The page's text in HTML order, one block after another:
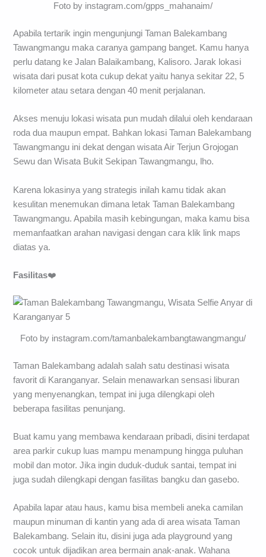
Foto by instagram.com/gpps_mahanaim/
Apabila tertarik ingin mengunjungi Taman Balekambang
Tawangmangu maka caranya gampang banget. Kamu hanya
perlu datang ke Jalan Balaikambang, Kalisoro. Jarak lokasi
wisata dari pusat kota cukup dekat yaitu hanya sekitar 22, 5
kilometer atau setara dengan 40 menit perjalanan.
Akses menuju lokasi wisata pun mudah dilalui oleh kendaraan
roda dua maupun empat. Bahkan lokasi Taman Balekambang
Tawangmangu ini dekat dengan wisata Air Terjun Grojogan
Sewu dan Wisata Bukit Sekipan Tawangmangu, lho.
Karena lokasinya yang strategis inilah kamu tidak akan
kesulitan menemukan dimana letak Taman Balekambang
Tawangmangu. Apabila masih kebingungan, maka kamu bisa
memanfaatkan arahan navigasi dengan cara klik link maps
diatas ya.
Fasilitas❤️
Foto by instagram.com/tamanbalekambangtawangmangu/
Taman Balekambang adalah salah satu destinasi wisata
favorit di Karanganyar. Selain menawarkan sensasi liburan
yang menyenangkan, tempat ini juga dilengkapi oleh
beberapa fasilitas penunjang.
Buat kamu yang membawa kendaraan pribadi, disini terdapat
area parkir cukup luas mampu menampung hingga puluhan
mobil dan motor. Jika ingin duduk-duduk santai, tempat ini
juga sudah dilengkapi dengan fasilitas bangku dan gasebo.
Apabila lapar atau haus, kamu bisa membeli aneka camilan
maupun minuman di kantin yang ada di area wisata Taman
Balekambang. Selain itu, disini juga ada playground yang
cocok untuk dijadikan area bermain anak-anak. Wahana